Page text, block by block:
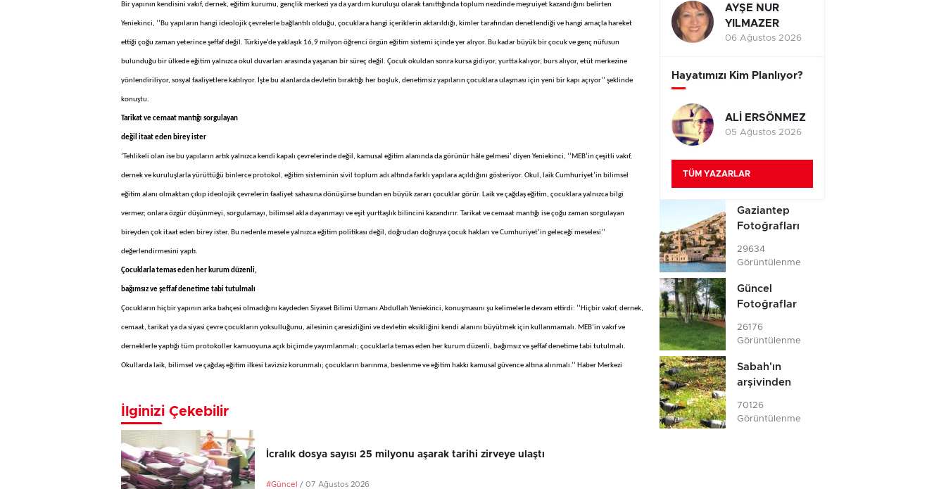
Bir yapının kendisini vakıf, dernek, eğitim kurumu, gençlik merkezi ya da yardım kuruluşu olarak tanıttığında toplum nezdinde meşruiyet kazandığını belirten
Yeniekinci, ‘’Bu yapıların hangi ideolojik çevrelerle bağlantılı olduğu, çocuklara hangi içeriklerin aktarıldığı, kimler tarafından denetlendiği ve hangi amaçla hareket
ettiği çoğu zaman yeterince şeffaf değil. Türkiye’de yaklaşık 16,9 milyon öğrenci örgün eğitim sistemi içinde yer alıyor. Bu kadar büyük bir çocuk ve genç nüfusun
bulunduğu bir ülkede eğitim yalnızca okul duvarları arasında yaşanan bir süreç değil. Çocuk okuldan sonra kursa gidiyor, yurtta kalıyor, burs alıyor, etüt merkezine
yönlendiriliyor, sosyal faaliyetlere katılıyor. İşte bu alanlarda devletin bıraktığı her boşluk, denetimsiz yapıların çocuklara ulaşması için yeni bir kapı açıyor’’ şeklinde
konuştu.
Tarikat ve cemaat mantığı sorgulayan
değil itaat eden birey ister
‘Tehlikeli olan ise bu yapıların artık yalnızca kendi kapalı çevrelerinde değil, kamusal eğitim alanında da görünür hâle gelmesi’ diyen Yeniekinci, ‘’MEB’in çeşitli vakıf,
dernek ve kuruluşlarla yürüttüğü binlerce protokol, eğitim sisteminin sivil toplum adı altında farklı yapılara açıldığını gösteriyor. Okul, laik Cumhuriyet’in bilimsel
eğitim alanı olmaktan çıkıp ideolojik çevrelerin faaliyet sahasına dönüşürse bundan en büyük zararı çocuklar görür. Laik ve çağdaş eğitim, çocuklara yalnızca bilgi
vermez; onlara özgür düşünmeyi, sorgulamayı, bilimsel akla dayanmayı ve eşit yurttaşlık bilincini kazandırır. Tarikat ve cemaat mantığı ise çoğu zaman sorgulayan
bireyden çok itaat eden birey ister. Bu nedenle mesele yalnızca eğitim politikası değil, doğrudan doğruya çocuk hakları ve Cumhuriyet’in geleceği meselesi’’
değerlendirmesini yaptı.
Çocuklarla temas eden her kurum düzenli,
bağımsız ve şeffaf denetime tabi tutulmalı
Çocukların hiçbir yapının arka bahçesi olmadığını kaydeden Siyaset Bilimi Uzmanı Abdullah Yeniekinci, konuşmasını şu kelimelerle devam ettirdi: ‘’Hiçbir vakıf, dernek,
cemaat, tarikat ya da siyasi çevre çocukların yoksulluğunu, ailesinin çaresizliğini ve devletin eksikliğini kendi alanını büyütmek için kullanmamalı. MEB’in vakıf ve
derneklerle yaptığı tüm protokoller kamuoyuna açık biçimde yayımlanmalı; çocuklarla temas eden her kurum düzenli, bağımsız ve şeffaf denetime tabi tutulmalı.
Okullarda laik, bilimsel ve çağdaş eğitim ilkesi tavizsiz korunmalı; çocukların barınma, beslenme ve eğitim hakkı kamusal güvence altına alınmalı.’’ Haber Merkezi
İlginizi Çekebilir
İcralık dosya sayısı 25 milyonu aşarak tarihi zirveye ulaştı
#Güncel / 07 Ağustos 2026
AYŞE NUR
YILMAZER
06 Ağustos 2026
Hayatımızı Kim Planlıyor?
ALİ ERSÖNMEZ
05 Ağustos 2026
TÜM YAZARLAR
Gaziantep
Fotoğrafları
29634
Görüntülenme
Güncel
Fotoğraflar
26176
Görüntülenme
Sabah'ın
arşivinden
70126
Görüntülenme